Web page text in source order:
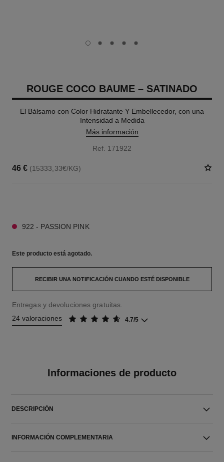
carousel dot
carousel dot
carousel dot
carousel dot
carousel dot
ROUGE COCO BAUME – SATINADO
El Bálsamo con Color Hidratante Y Embellecedor, con una
Intensidad a Medida
Más información
Ref. 171922
46 € (15333,33€/KG)
922 - PASSION PINK
Este producto está agotado.
RECIBIR UNA NOTIFICACIÓN CUANDO ESTÉ DISPONIBLE
Entregas y devoluciones gratuitas.
24 valoraciones
4.7/5
Informaciones de producto
DESCRIPCIÓN
INFORMACIÓN COMPLEMENTARIA